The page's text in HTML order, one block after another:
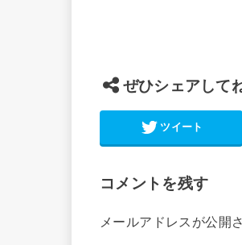
ぜひシェアして
ツイート
コメントを残す
メールアドレスが公開